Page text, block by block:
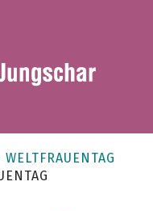
WELTFRAUENTAG